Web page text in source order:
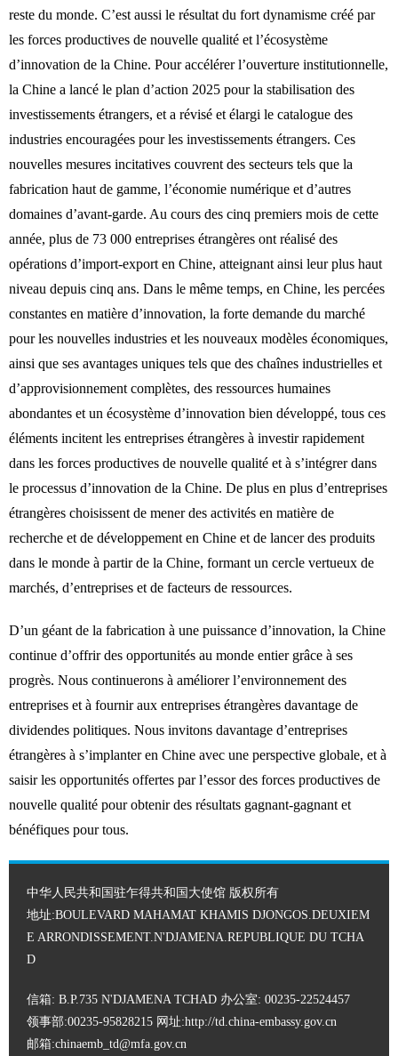
reste du monde. C’est aussi le résultat du fort dynamisme créé par
les forces productives de nouvelle qualité et l’écosystème
d’innovation de la Chine. Pour accélérer l’ouverture institutionnelle,
la Chine a lancé le plan d’action 2025 pour la stabilisation des
investissements étrangers, et a révisé et élargi le catalogue des
industries encouragées pour les investissements étrangers. Ces
nouvelles mesures incitatives couvrent des secteurs tels que la
fabrication haut de gamme, l’économie numérique et d’autres
domaines d’avant-garde. Au cours des cinq premiers mois de cette
année, plus de 73 000 entreprises étrangères ont réalisé des
opérations d’import-export en Chine, atteignant ainsi leur plus haut
niveau depuis cinq ans. Dans le même temps, en Chine, les percées
constantes en matière d’innovation, la forte demande du marché
pour les nouvelles industries et les nouveaux modèles économiques,
ainsi que ses avantages uniques tels que des chaînes industrielles et
d’approvisionnement complètes, des ressources humaines
abondantes et un écosystème d’innovation bien développé, tous ces
éléments incitent les entreprises étrangères à investir rapidement
dans les forces productives de nouvelle qualité et à s’intégrer dans
le processus d’innovation de la Chine. De plus en plus d’entreprises
étrangères choisissent de mener des activités en matière de
recherche et de développement en Chine et de lancer des produits
dans le monde à partir de la Chine, formant un cercle vertueux de
marchés, d’entreprises et de facteurs de ressources.
D’un géant de la fabrication à une puissance d’innovation, la Chine
continue d’offrir des opportunités au monde entier grâce à ses
progrès. Nous continuerons à améliorer l’environnement des
entreprises et à fournir aux entreprises étrangères davantage de
dividendes politiques. Nous invitons davantage d’entreprises
étrangères à s’implanter en Chine avec une perspective globale, et à
saisir les opportunités offertes par l’essor des forces productives de
nouvelle qualité pour obtenir des résultats gagnant-gagnant et
bénéfiques pour tous.
中华人民共和国驻乍得共和国大使馆 版权所有
地址:BOULEVARD MAHAMAT KHAMIS DJONGOS.DEUXIEM
E ARRONDISSEMENT.N'DJAMENA.REPUBLIQUE DU TCHA
D
信箱: B.P.735 N'DJAMENA TCHAD 办公室: 00235-22524457
领事部:00235-95828215 网址:http://td.china-embassy.gov.cn
邮箱:chinaemb_td@mfa.gov.cn